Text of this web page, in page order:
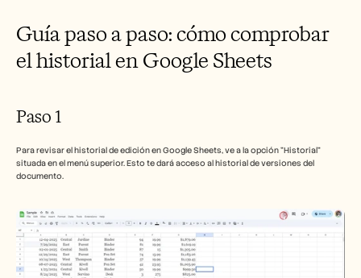
Guía paso a paso: cómo comprobar
el historial en Google Sheets
Paso 1
Para revisar el historial de edición en Google Sheets, ve a la opción "Historial"
situada en el menú superior. Esto te dará acceso al historial de versiones del
documento.